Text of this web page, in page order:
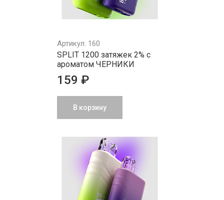
Артикул: 160
SPLIT 1200 затяжек 2% с
ароматом ЧЕРНИКИ
159 ₽
В корзину